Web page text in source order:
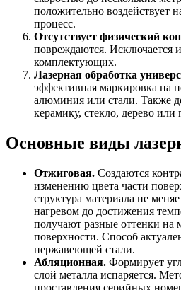
положительно воздействует
процесс.
Отсутствует физический
повреждаются. Исключается
комплектующих.
Лазерная обработка
эффективная маркировка на
алюминия или стали. Также
керамику, стекло, дерево или
Основные виды
Отжиговая. Создаются
изменению цвета части
структура материала не
нагревом до достижения
получают разные оттенки на
поверхности. Способ
нержавеющей стали.
Абляционная. Формирует
слой металла испаряется.